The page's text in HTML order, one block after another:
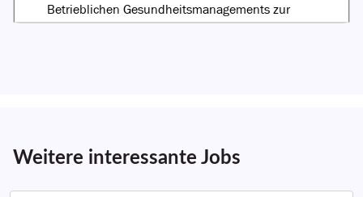
Weitere interessante Jobs